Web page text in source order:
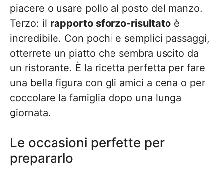
piacere o usare pollo al posto del manzo.
Terzo: il rapporto sforzo-risultato è
incredibile. Con pochi e semplici passaggi,
otterrete un piatto che sembra uscito da
un ristorante. È la ricetta perfetta per fare
una bella figura con gli amici a cena o per
coccolare la famiglia dopo una lunga
giornata.
Le occasioni perfette per
prepararlo